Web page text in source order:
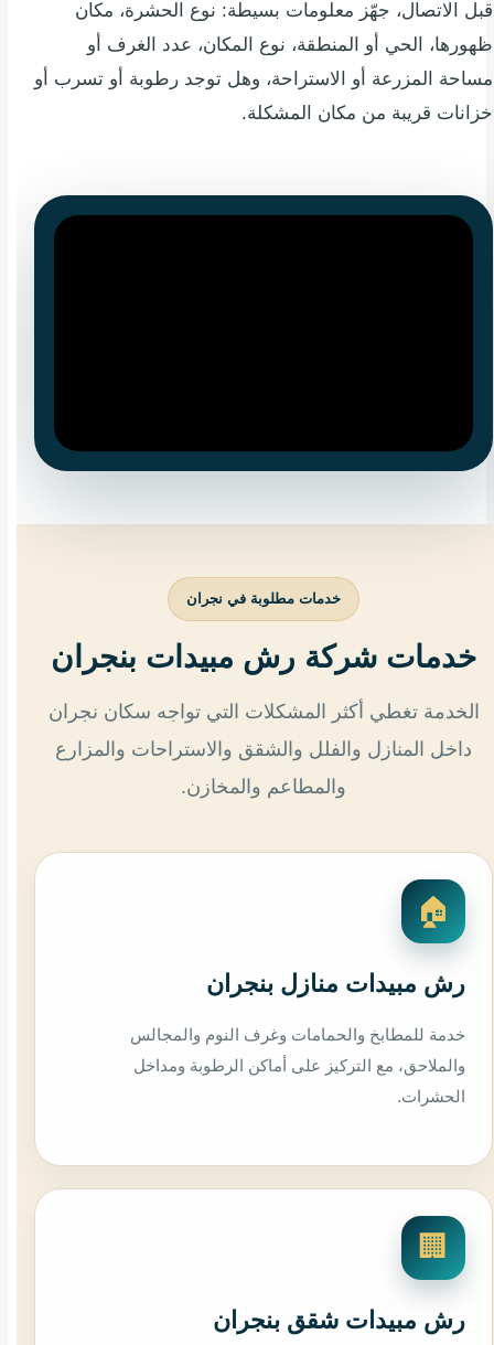
قبل الاتصال، جهّز معلومات بسيطة: نوع الحشرة، مكان
ظهورها، الحي أو المنطقة، نوع المكان، عدد الغرف أو
مساحة المزرعة أو الاستراحة، وهل توجد رطوبة أو تسرب أو
خزانات قريبة من مكان المشكلة.
خدمات مطلوبة في نجران
خدمات شركة رش مبيدات بنجران
الخدمة تغطي أكثر المشكلات التي تواجه سكان نجران
داخل المنازل والفلل والشقق والاستراحات والمزارع
والمطاعم والمخازن.
🏠
رش مبيدات منازل بنجران
خدمة للمطابخ والحمامات وغرف النوم والمجالس
والملاحق، مع التركيز على أماكن الرطوبة ومداخل
الحشرات.
🏢
رش مبيدات شقق بنجران